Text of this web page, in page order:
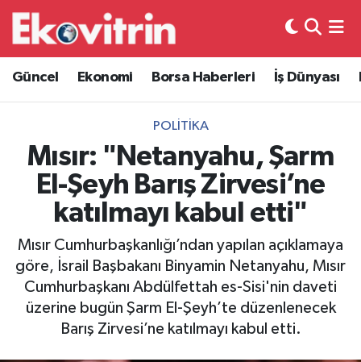
Güncel Ekonomi Borsa Haberleri İş Dünyası
POLITIKA
Mısır: "Netanyahu, Şarm
El-Şeyh Barış Zirvesi’ne
katılmayı kabul etti"
Mısır Cumhurbaşkanlığı’ndan yapılan açıklamaya
göre, İsrail Başbakanı Binyamin Netanyahu, Mısır
Cumhurbaşkanı Abdülfettah es-Sisi'nin daveti
üzerine bugün Şarm El-Şeyh’te düzenlenecek
Barış Zirvesi’ne katılmayı kabul etti.
Güncel
Ekonomi
Borsa Haberleri
İş Dünyası
Lojistik
Otovitrin
Asayiş
Hava Durumu
Trafik Durumu
Süper Lig Puan Durumu ve Fikstür
Tüm Manşetler
Son Dakika Haberleri
Haber Arşivi